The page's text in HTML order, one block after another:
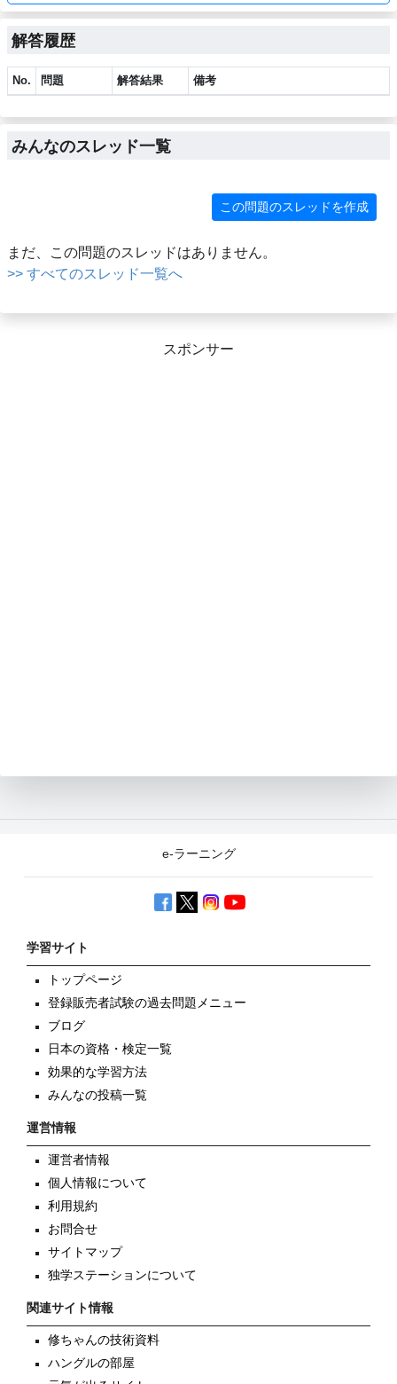
解答履歴
No. 問題 解答結果 備考
みんなのスレッド一覧
この問題のスレッドを作成
まだ、この問題のスレッドはありません。
>> すべてのスレッド一覧へ
スポンサー
e-ラーニング
学習サイト
トップページ
登録販売者試験の過去問題メニュー
ブログ
日本の資格・検定一覧
効果的な学習方法
みんなの投稿一覧
運営情報
運営者情報
個人情報について
利用規約
お問合せ
サイトマップ
独学ステーションについて
関連サイト情報
修ちゃんの技術資料
ハングルの部屋